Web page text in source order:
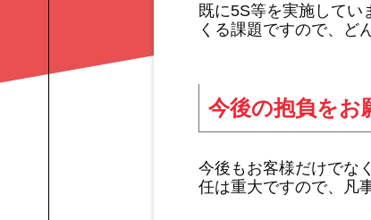
既に5S等を実施してい
くる課題ですので、ど
今後の抱負をお
今後もお客様だけでな
任は重大ですので、凡